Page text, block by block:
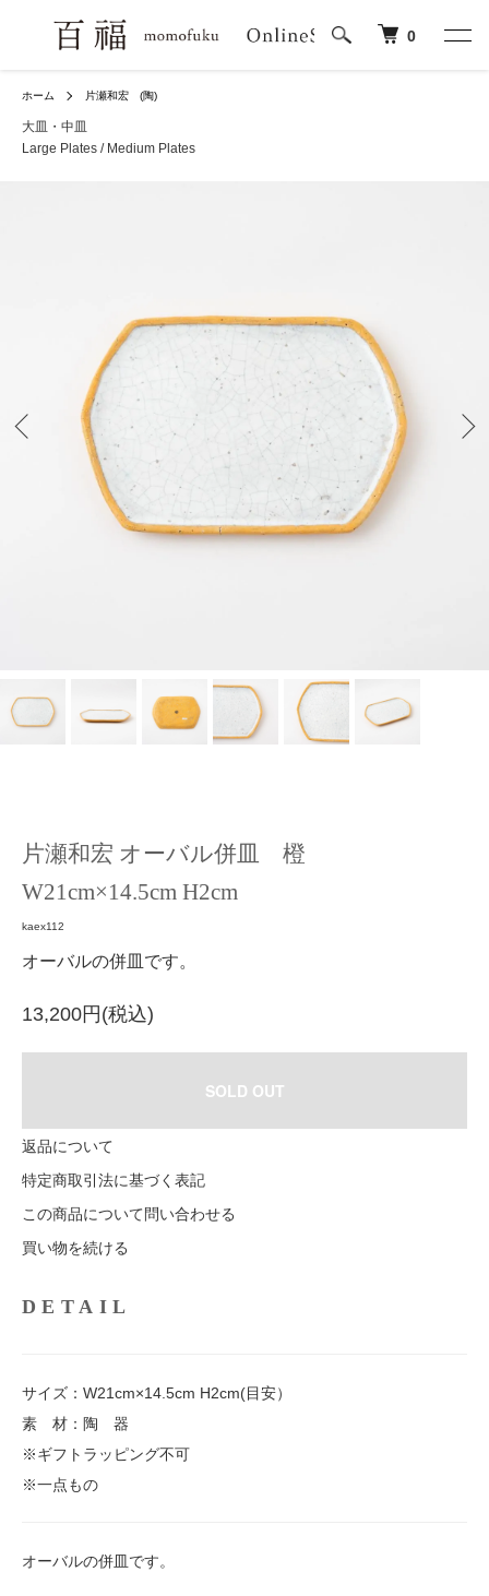
0
ホーム 片瀬和宏 (陶)
大皿・中皿
Large Plates / Medium Plates
片瀬和宏 オーバル併皿 橙
W21cm×14.5cm H2cm
kaex112
オーバルの併皿です。
13,200円(税込)
SOLD OUT
返品について
特定商取引法に基づく表記
この商品について問い合わせる
買い物を続ける
DETAIL
サイズ：W21cm×14.5cm H2cm(目安）
素 材：陶 器
※ギフトラッピング不可
※一点もの
オーバルの併皿です。